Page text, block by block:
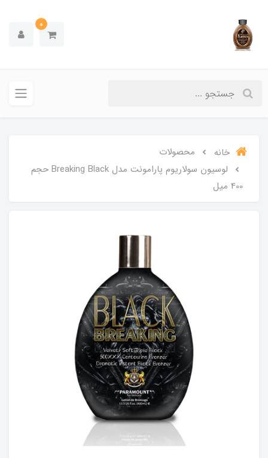
0
خانه
محصولات
لوسیون سولاریوم پارامونت مدل Breaking Black حجم
400 میل